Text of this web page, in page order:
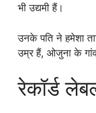
भी उद्यमी हैं।
उनके पति ने हमेशा
उम्र हैं, ओजुना के
रेकॉर्ड